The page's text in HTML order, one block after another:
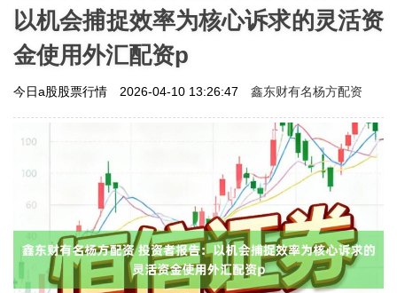
以机会捕捉效率为核心诉求的灵活资
金使用外汇配资p
今日a股股票行情 2026-04-10 13:26:47 鑫东财有名杨方配资